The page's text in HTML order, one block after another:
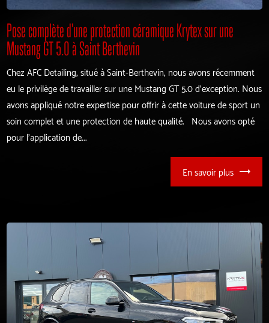
Pose complète d'une protection céramique Krytex sur une
Mustang GT 5.0 à Saint Berthevin
Chez AFC Detailing, situé à Saint-Berthevin, nous avons récemment
eu le privilège de travailler sur une Mustang GT 5.0 d'exception. Nous
avons appliqué notre expertise pour offrir à cette voiture de sport un
soin complet et une protection de haute qualité. Nous avons opté
pour l'application de...
En savoir plus